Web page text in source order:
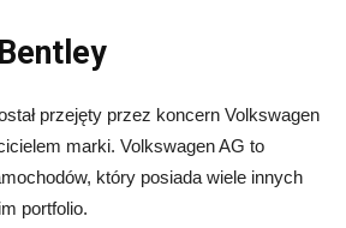
przejęty przez koncern Volkswagen
marki. Volkswagen AG to
który posiada wiele innych
portfolio.